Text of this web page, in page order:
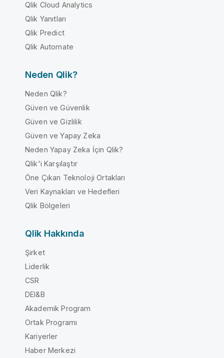
Qlik Cloud Analytics
Qlik Yanıtları
Qlik Predict
Qlik Automate
Neden Qlik?
Neden Qlik?
Güven ve Güvenlik
Güven ve Gizlilik
Güven ve Yapay Zeka
Neden Yapay Zeka İçin Qlik?
Qlik'i Karşılaştır
Öne Çıkan Teknoloji Ortakları
Veri Kaynakları ve Hedefleri
Qlik Bölgeleri
Qlik Hakkında
Şirket
Liderlik
CSR
DEI&B
Akademik Program
Ortak Programı
Kariyerler
Haber Merkezi